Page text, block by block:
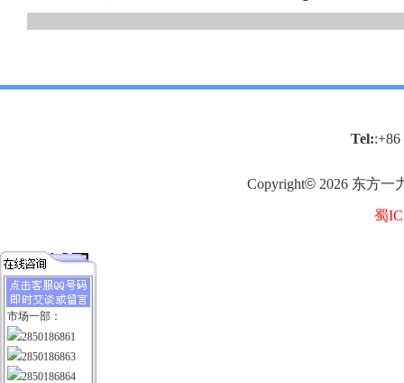
Tel::+86
Copyright© 2026 东方一
蜀
市场一部：
2850186861
2850186863
2850186864